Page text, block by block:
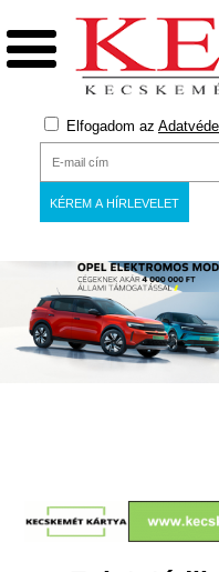
Elfogadom az